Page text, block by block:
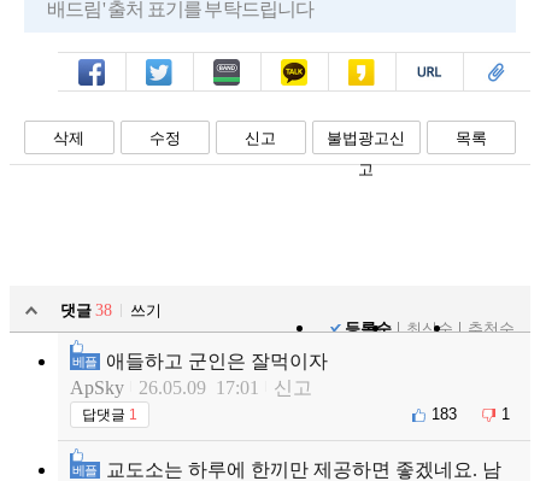
배드림' 출처 표기를 부탁드립니다
페북 트윗 밴드 카톡 카스 복사 스크랩
삭제 수정 신고
불법광고신
고
목록
댓글 38
쓰기
등록순
최신순 추천순
베플
애들하고 군인은 잘먹이자
ApSky
26.05.09 17:01 신고
답댓글 1 183 1
베플
교도소는 하루에 한끼만 제공하면 좋겠네요. 남